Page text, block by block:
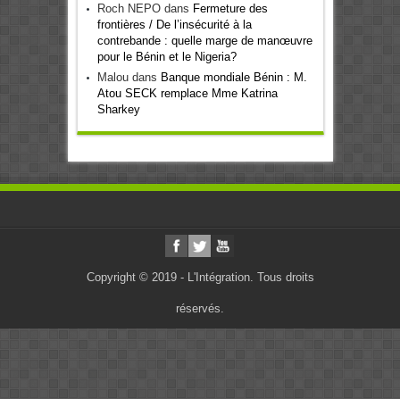
Roch NEPOdans Fermeture des
frontières / De l’insécurité à la
contrebande : quelle marge de manœuvre
pour le Bénin et le Nigeria?
Maloudans Banque mondiale Bénin : M.
Atou SECK remplace Mme Katrina
Sharkey
Copyright © 2019 - L'Intégration. Tous droits
réservés.